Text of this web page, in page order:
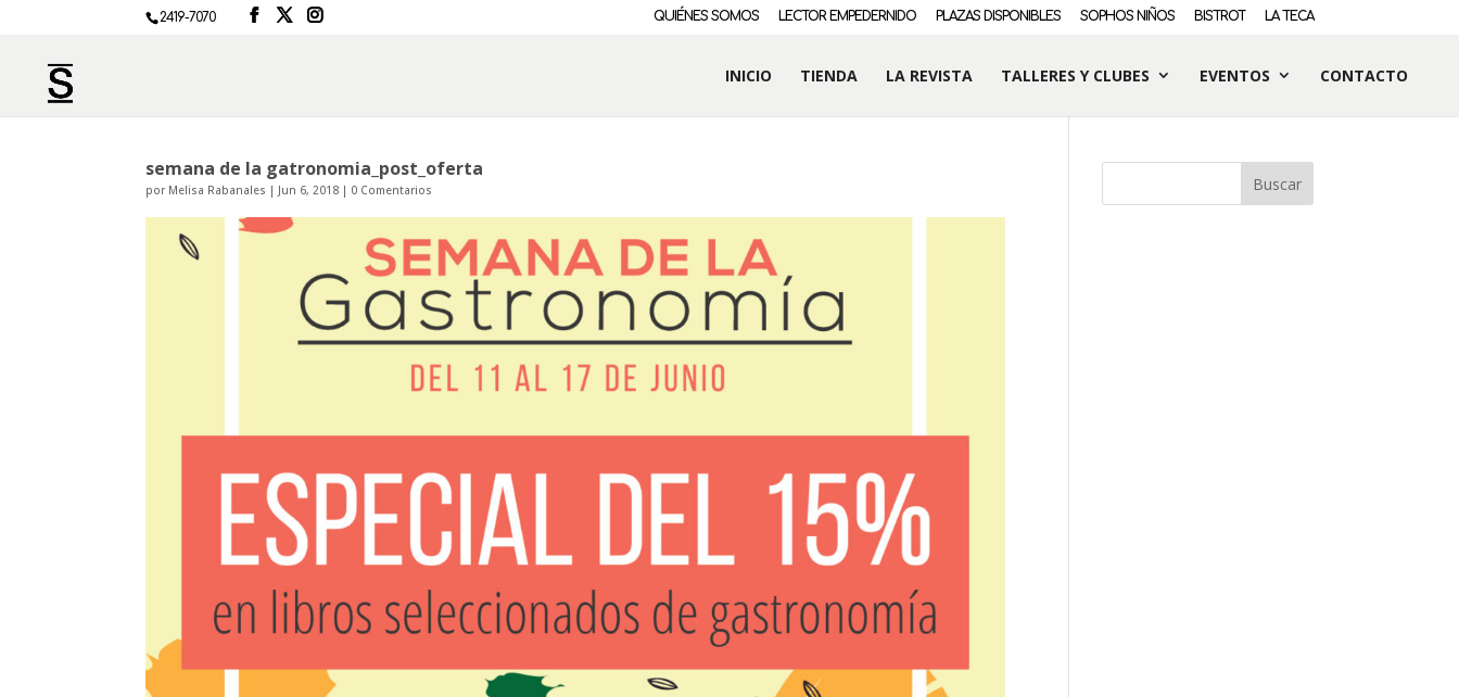
2419-7070 QUIÉNES SOMOS LECTOR EMPEDERNIDO PLAZAS DISPONIBLES SOPHOS NIÑOS BISTROT LA TECA
INICIO TIENDA LA REVISTA TALLERES Y CLUBES EVENTOS CONTACTO
semana de la gatronomia_post_oferta
por Melisa Rabanales | Jun 6, 2018 | 0 Comentarios